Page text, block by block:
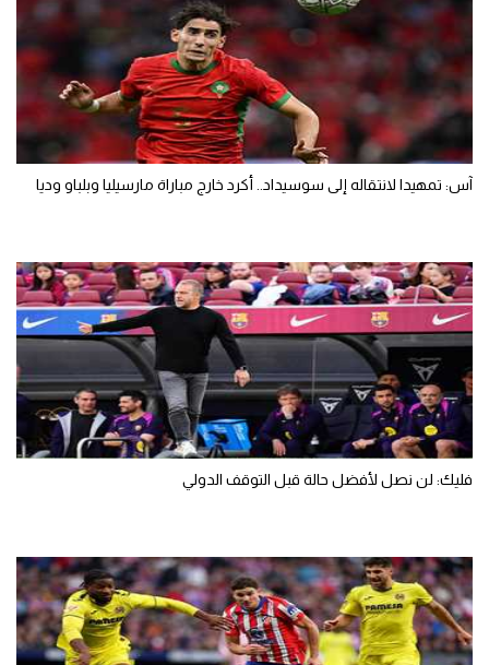
آس: تمهيدا لانتقاله إلى سوسيداد.. أكرد خارج مباراة مارسيليا وبلباو وديا
فليك: لن نصل لأفضل حالة قبل التوقف الدولي